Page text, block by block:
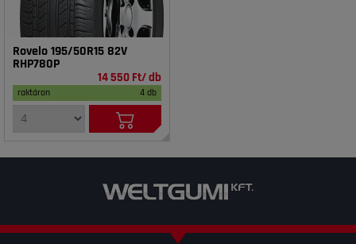
Rovelo 195/50R15 82V
RHP780P
14 550 Ft/ db
raktáron 4 db